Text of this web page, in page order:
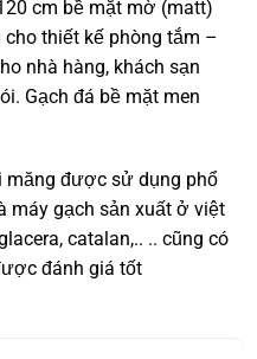
cm bề mặt mờ (matt)
thiết kế phòng tắm –
nhà hàng, khách sạn
Gạch đá bề mặt men
măng được sử dụng phổ
máy gạch sản xuất ở việt
catalan,.. .. cũng có
đánh giá tốt